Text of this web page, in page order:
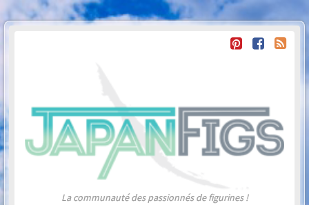
La communauté des passionnés de figurines !